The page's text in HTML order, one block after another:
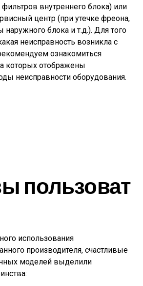
внутреннего блока) или
центр (при утечке фреона,
наружного блока и т.д.). Для того
неисправность возникла с
ознакомиться
которых отображены
неисправности оборудования.
пользоват
использования
производителя, счастливые
моделей выделили